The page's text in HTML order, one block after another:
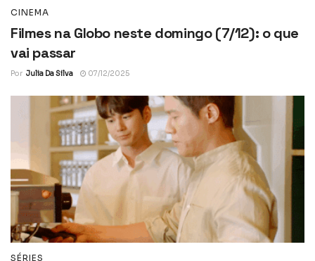
CINEMA
Filmes na Globo neste domingo (7/12): o que
vai passar
Por Julia Da Silva 07/12/2025
SÉRIES